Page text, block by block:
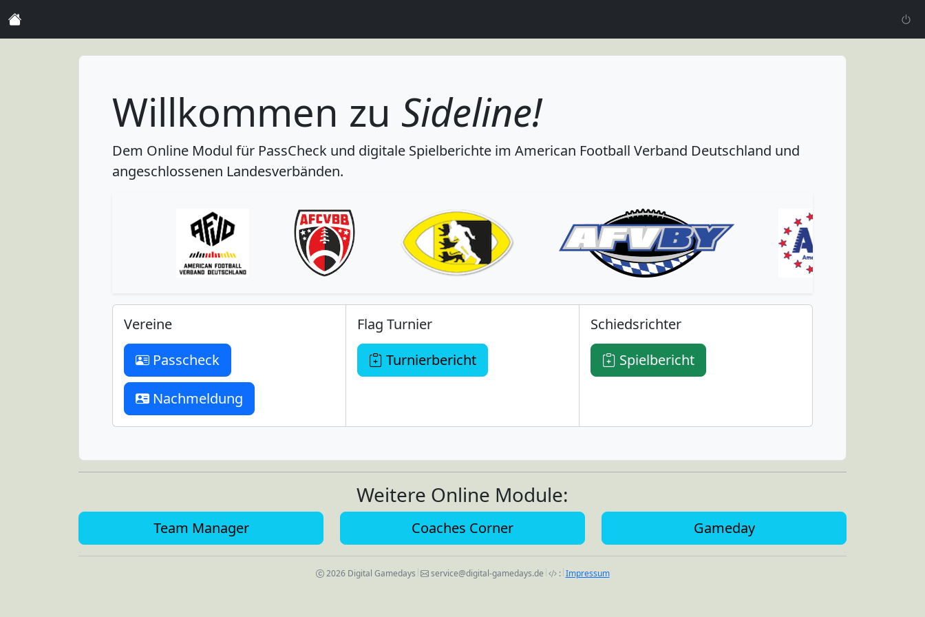
Willkommen zu Sideline!
Dem Online Modul für PassCheck und digitale Spielberichte im American Football Verband Deutschland und
angeschlossenen Landesverbänden.
Vereine
Passcheck
Nachmeldung
Flag Turnier
Turnierbericht
Schiedsrichter
Spielbericht
Weitere Online Module:
Team Manager Coaches Corner Gameday
2026 Digital Gamedays service@digital-gamedays.de : Impressum